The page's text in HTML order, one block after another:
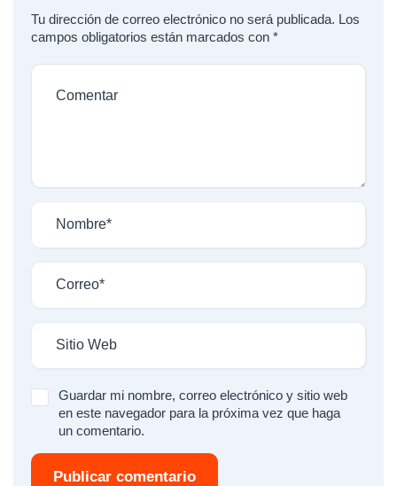
Tu dirección de correo electrónico no será publicada. Los
campos obligatorios están marcados con *
Guardar mi nombre, correo electrónico y sitio web
en este navegador para la próxima vez que haga
un comentario.
Publicar comentario